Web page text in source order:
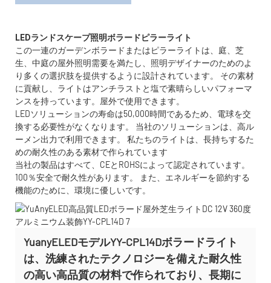
この一連のガーデンボラードまたはピラーライトは、庭、芝
生、中庭の屋外照明需要を満たし、照明デザイナーのためのよ
り多くの選択肢を提供するように設計されています。 その素材
に貢献し、ライトはアンチラストと塩で素晴らしいパフォーマ
ンスを持っています。屋外で使用できます。
LEDソリューションの寿命は50,000時間であるため、電球を交
換する必要性がなくなります。 当社のソリューションは、高ル
ーメン出力で利用できます。 私たちのライトは、長持ちするた
めの耐久性のある素材で作られています
当社の製品はすべて、CEとROHSによって認定されています。
100％安全で耐久性があります。 また、エネルギーを節約する
機能のために、環境に優しいです。
YuanyELEDモデルYY-CPL14Dボラードライト
は、洗練されたテクノロジーを備えた耐久性
の高い高品質の材料で作られており、長期に